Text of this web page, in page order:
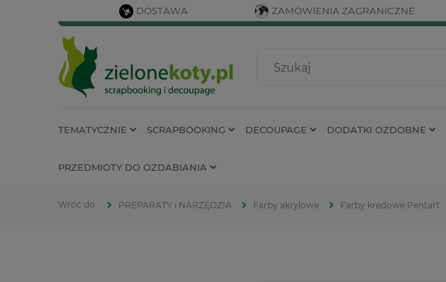
DOSTAWA ZAMÓWIENIA ZAGRANICZNE
TEMATYCZNIE SCRAPBOOKING DECOUPAGE DODATKI OZDOBNE
PRZEDMIOTY DO OZDABIANIA
PREPARATY i NARZĘDZIA Farby akrylowe Farby kredowe Pentart